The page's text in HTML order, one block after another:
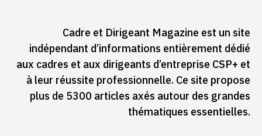
Cadre et Dirigeant Magazine est un site
indépendant d’informations entièrement dédié
aux cadres et aux dirigeants d’entreprise CSP+ et
à leur réussite professionnelle. Ce site propose
plus de 5300 articles axés autour des grandes
thématiques essentielles.